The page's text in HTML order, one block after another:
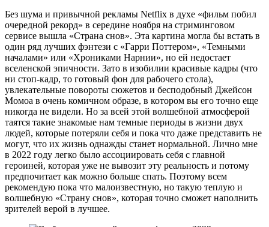
Без шума и привычной рекламы Netflix в духе «фильм побил
очередной рекорд» в середине ноября на стриминговом
сервисе вышла «Страна снов». Эта картина могла бы встать в
один ряд лучших фэнтези с «Гарри Поттером», «Темными
началами» или «Хрониками Нарнии», но ей недостает
вселенской эпичности. Зато в изобилии красивые кадры (что
ни стоп-кадр, то готовый фон для рабочего стола),
увлекательные повороты сюжетов и бесподобный Джейсон
Момоа в очень комичном образе, в котором вы его точно еще
никогда не видели. Но за всей этой волшебной атмосферой
таятся такие знакомые нам темные периоды в жизни двух
людей, которые потеряли себя и пока что даже представить не
могут, что их жизнь однажды станет нормальной. Лично мне
в 2022 году легко было ассоциировать себя с главной
героиней, которая уже не вывозит эту реальность и потому
предпочитает как можно больше спать. Поэтому всем
рекомендую пока что малоизвестную, но такую теплую и
волшебную «Страну снов», которая точно сможет наполнить
зрителей верой в лучшее.